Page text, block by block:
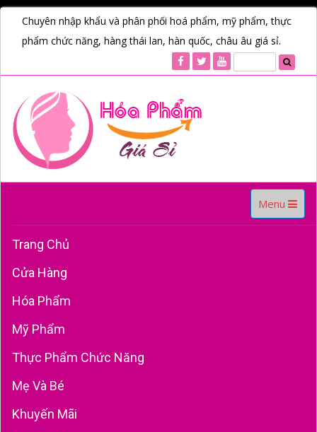
Chuyên nhập khẩu và phân phối hoá phẩm, mỹ phẩm, thực
phẩm chức năng, hàng thái lan, hàn quốc, châu âu giá sỉ.
Toggle
navigation
Menu
Trang Chủ
Cửa Hàng
Hóa Phẩm
Mỹ Phẩm
Thực Phẩm Chức Năng
Mẹ Và Bé
Khuyến Mãi